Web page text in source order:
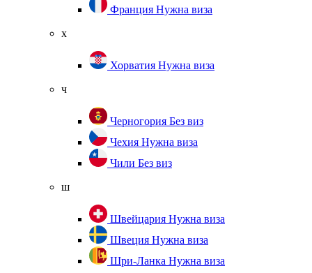
Франция Нужна виза
х
Хорватия Нужна виза
ч
Черногория Без виз
Чехия Нужна виза
Чили Без виз
ш
Швейцария Нужна виза
Швеция Нужна виза
Шри-Ланка Нужна виза